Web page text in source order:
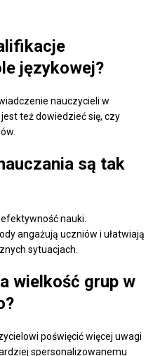
językowej?
nauczycieli w
też dowiedzieć się, czy
są tak
nauki.
angażują uczniów i ułatwiają
sytuacjach.
wielkość grup w
poświęcić więcej uwagi
spersonalizowanemu